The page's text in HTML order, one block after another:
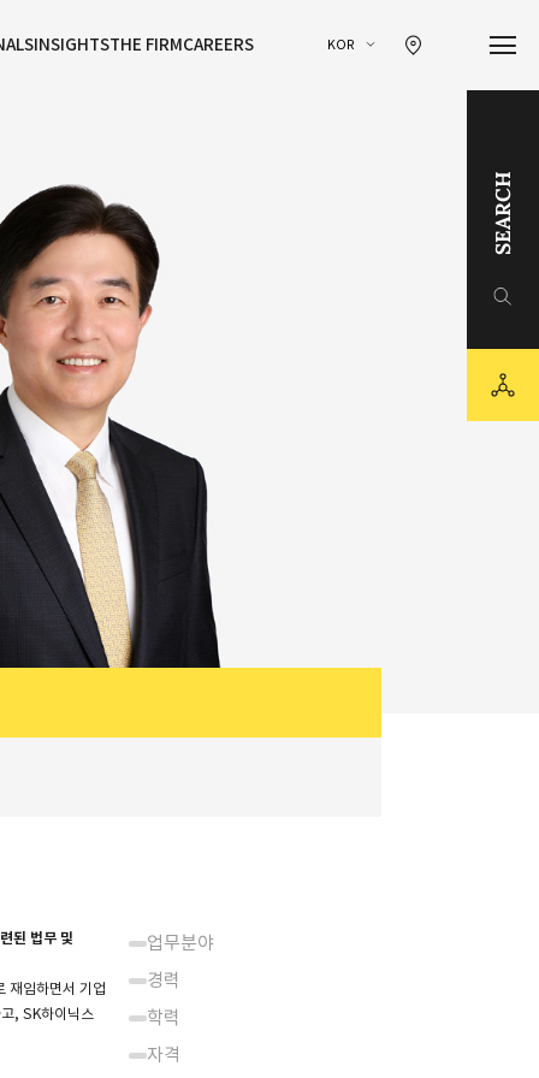
INSIGHTSTHE FIRMCAREERS KOR
SEARCH
된 법무 및
재임하면서 기업
, SK하이닉스
업무분야
경력
학력
자격